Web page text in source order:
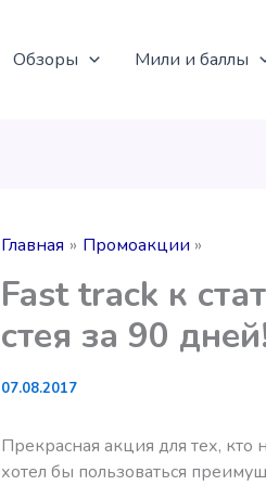
Обзоры Мили и баллы
Главная Промоакции
Fast track к
стея за 90
07.08.2017
Прекрасная акция для тех, кто
хотел бы пользоваться